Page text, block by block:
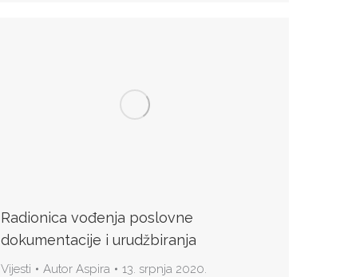
Radionica vođenja poslovne
dokumentacije i urudžbiranja
Vijesti Autor Aspira 13. srpnja 2020.